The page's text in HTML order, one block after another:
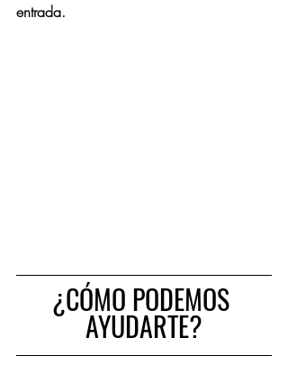
entrada.
¿CÓMO PODEMOS
AYUDARTE?